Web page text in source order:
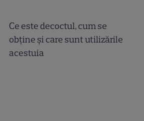
Ce este decoctul, cum se
obţine şi care sunt utilizările
acestuia